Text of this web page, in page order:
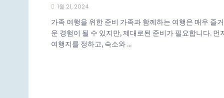
1월 21, 2024
가족 여행을 위한 준비 가족과 함께하는 여행은 매우 즐거
운 경험이 될 수 있지만, 제대로된 준비가 필요합니다. 먼
여행지를 정하고, 숙소와 ...